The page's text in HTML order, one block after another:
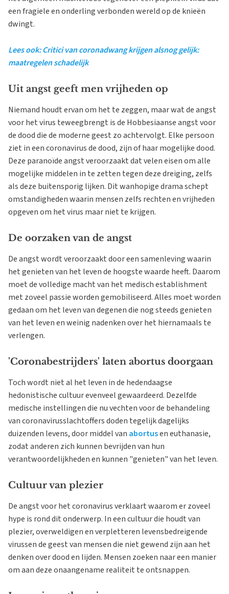
een fragiele en onderling verbonden wereld op de knieën
dwingt.
Lees ook: Critici van coronadwang krijgen alsnog gelijk:
maatregelen schadelijk
Uit angst geeft men vrijheden op
Niemand houdt ervan om het te zeggen, maar wat de angst
voor het virus teweegbrengt is de Hobbesiaanse angst voor
de dood die de moderne geest zo achtervolgt. Elke persoon
ziet in een coronavirus de dood, zijn of haar mogelijke dood.
Deze paranoïde angst veroorzaakt dat velen eisen om alle
mogelijke middelen in te zetten tegen deze dreiging, zelfs
als deze buitensporig lijken. Dit wanhopige drama schept
omstandigheden waarin mensen zelfs rechten en vrijheden
opgeven om het virus maar niet te krijgen.
De oorzaken van de angst
De angst wordt veroorzaakt door een samenleving waarin
het genieten van het leven de hoogste waarde heeft. Daarom
moet de volledige macht van het medisch establishment
met zoveel passie worden gemobiliseerd. Alles moet worden
gedaan om het leven van degenen die nog steeds genieten
van het leven en weinig nadenken over het hiernamaals te
verlengen.
'Coronabestrijders' laten abortus doorgaan
Toch wordt niet al het leven in de hedendaagse
hedonistische cultuur evenveel gewaardeerd. Dezelfde
medische instellingen die nu vechten voor de behandeling
van coronavirusslachtoffers doden tegelijk dagelijks
duizenden levens, door middel van abortusen euthanasie,
zodat anderen zich kunnen bevrijden van hun
verantwoordelijkheden en kunnen "genieten" van het leven.
Cultuur van plezier
De angst voor het coronavirus verklaart waarom er zoveel
hype is rond dit onderwerp. In een cultuur die houdt van
plezier, overweldigen en verpletteren levensbedreigende
virussen de geest van mensen die niet gewend zijn aan het
denken over dood en lijden. Mensen zoeken naar een manier
om aan deze onaangename realiteit te ontsnappen.